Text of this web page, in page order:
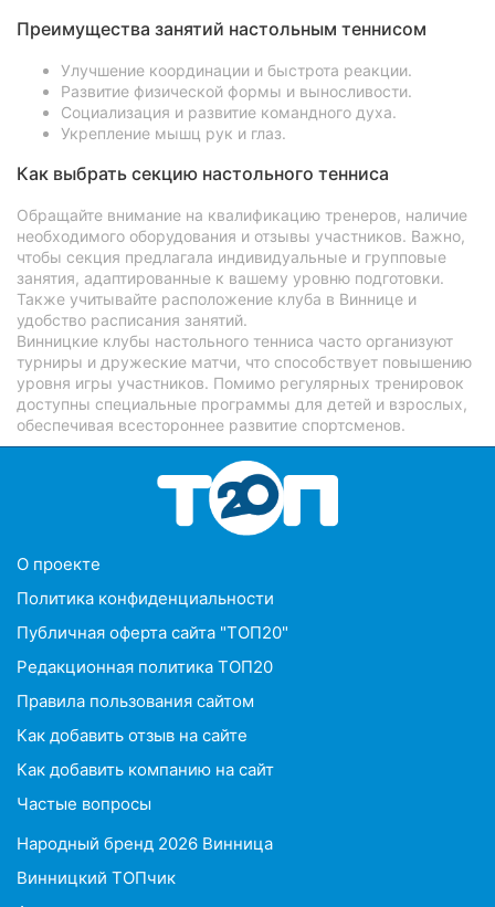
Преимущества занятий настольным теннисом
Улучшение координации и быстрота реакции.
Развитие физической формы и выносливости.
Социализация и развитие командного духа.
Укрепление мышц рук и глаз.
Как выбрать секцию настольного тенниса
Обращайте внимание на квалификацию тренеров, наличие
необходимого оборудования и отзывы участников. Важно,
чтобы секция предлагала индивидуальные и групповые
занятия, адаптированные к вашему уровню подготовки.
Также учитывайте расположение клуба в Виннице и
удобство расписания занятий.
Винницкие клубы настольного тенниса часто организуют
турниры и дружеские матчи, что способствует повышению
уровня игры участников. Помимо регулярных тренировок
доступны специальные программы для детей и взрослых,
обеспечивая всестороннее развитие спортсменов.
O проекте
Политика конфиденциальности
Публичная оферта сайта "ТОП20"
Редакционная политика ТОП20
Правила пользования сайтом
Как добавить отзыв на сайте
Как добавить компанию на сайт
Частые вопросы
Народный бренд 2026 Винница
Винницкий ТОПчик